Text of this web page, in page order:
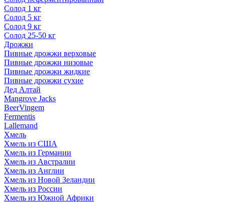
Солод 1 кг
Солод 5 кг
Солод 9 кг
Солод 25-50 кг
Дрожжи
Пивные дрожжи верховые
Пивные дрожжи низовые
Пивные дрожжи жидкие
Пивные дрожжи сухие
Дед Алтай
Mangrove Jacks
BeerVingem
Fermentis
Lallemand
Хмель
Хмель из США
Хмель из Германии
Хмель из Австралии
Хмель из Англии
Хмель из Новой Зеландии
Хмель из России
Хмель из Южной Африки